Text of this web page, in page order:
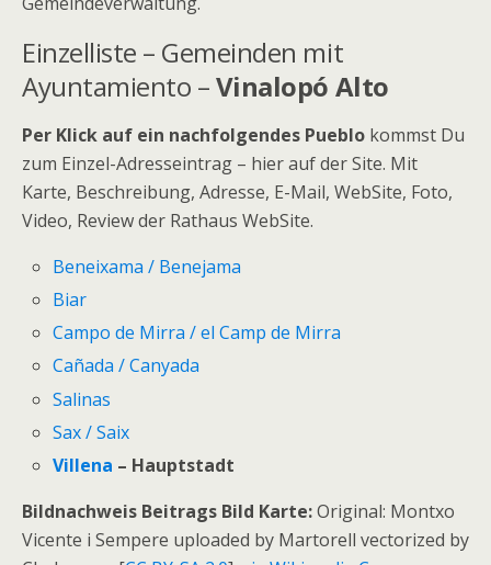
Einzelliste – Gemeinden mit
Ayuntamiento –Vinalopó Alto
Per Klick auf ein nachfolgendes Pueblo kommst Du
zum Einzel-Adresseintrag – hier auf der Site. Mit
Karte, Beschreibung, Adresse, E-Mail, WebSite, Foto,
Video, Review der Rathaus WebSite.
Beneixama / Benejama
Biar
Campo de Mirra / el Camp de Mirra
Cañada / Canyada
Salinas
Sax / Saix
Villena – Hauptstadt
Bildnachweis Beitrags Bild Karte:Original: Montxo
Vicente i Sempere uploaded by Martorell vectorized by